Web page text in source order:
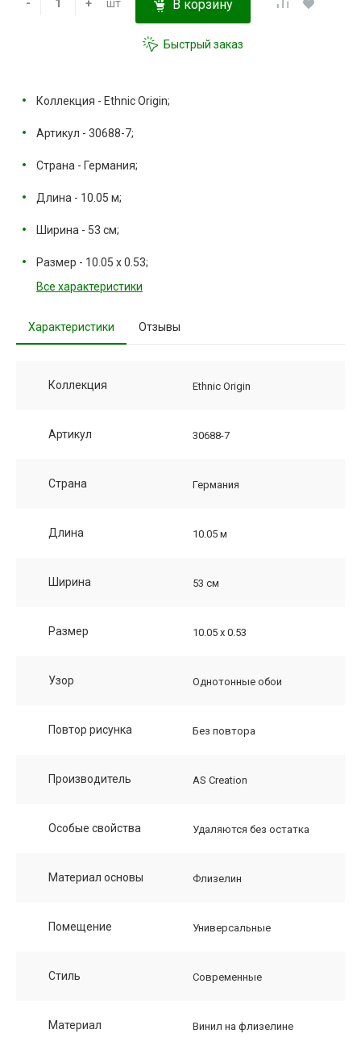
- + шт В корзину
Быстрый заказ
Коллекция - Ethnic Origin;
Артикул - 30688-7;
Страна - Германия;
Длина - 10.05 м;
Ширина - 53 см;
Размер - 10.05 х 0.53;
Все характеристики
Характеристики Отзывы
Коллекция Ethnic Origin
Артикул 30688-7
Страна Германия
Длина 10.05 м
Ширина 53 см
Размер 10.05 х 0.53
Узор Однотонные обои
Повтор рисунка Без повтора
Производитель AS Creation
Особые свойства Удаляются без остатка
Материал основы Флизелин
Помещение Универсальные
Стиль Современные
Материал Винил на флизелине